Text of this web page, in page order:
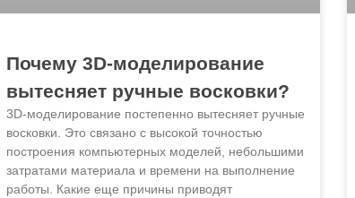
Почему 3D-моделирование
вытесняет ручные восковки?
3D-моделирование постепенно вытесняет ручные
восковки. Это связано с высокой точностью
построения компьютерных моделей, небольшими
затратами материала и времени на выполнение
работы. Какие еще причины приводят